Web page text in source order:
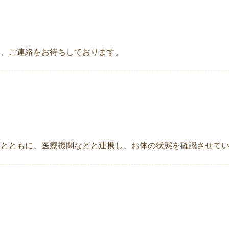
ご連絡をお待ちしております。
ともに、医療機関などと連携し、お体の状態を確認させてい